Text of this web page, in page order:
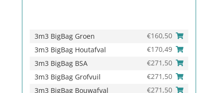
3m3 BigBag Groen €160,50
3m3 BigBag Houtafval
€170,49
3m3 BigBag BSA
€271,50
3m3 BigBag Grofvuil
€271,50
3m3 BigBag Bouwafval
€271,50